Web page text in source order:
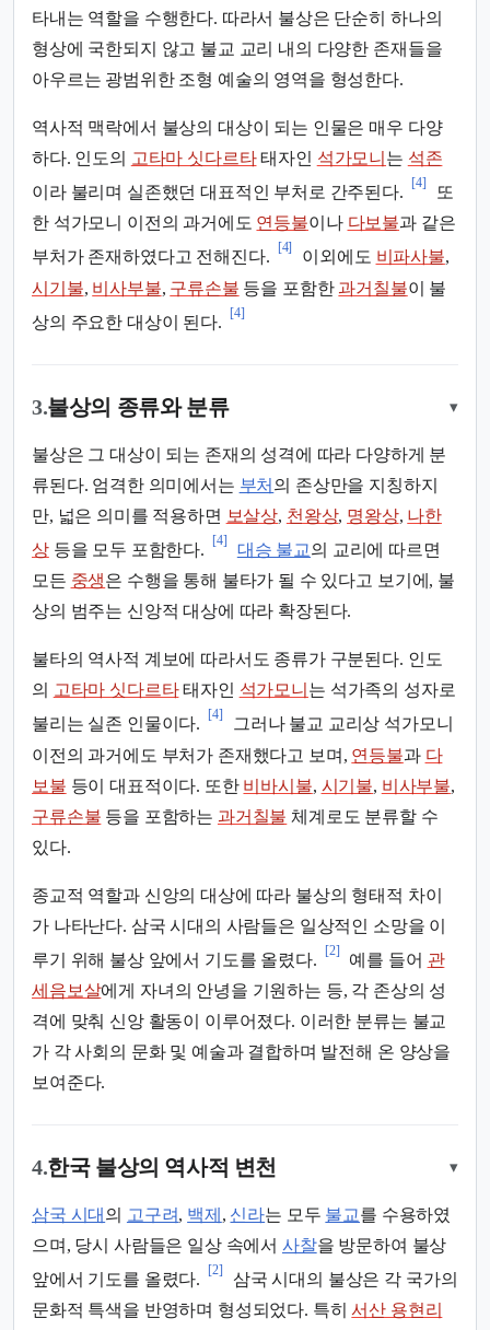
타내는 역할을 수행한다. 따라서 불상은 단순히 하나의
형상에 국한되지 않고 불교 교리 내의 다양한 존재들을
아우르는 광범위한 조형 예술의 영역을 형성한다.
역사적 맥락에서 불상의 대상이 되는 인물은 매우 다양
하다. 인도의 고타마 싯다르타태자인 석가모니 는 석존
이라 불리며 실존했던 대표적인 부처로 간주된다.
[4]
또
한 석가모니 이전의 과거에도 연등불이나 다보불과 같은
부처가 존재하였다고 전해진다.
[4]
이외에도 비파사불,
시기불, 비사부불, 구류손불 등을 포함한 과거칠불이 불
상의 주요한 대상이 된다.
[4]
3.불상의 종류와 분류 ▾
불상은 그 대상이 되는 존재의 성격에 따라 다양하게 분
류된다. 엄격한 의미에서는 부처 의 존상만을 지칭하지
만, 넓은 의미를 적용하면 보살상, 천왕상, 명왕상, 나한
상등을 모두 포함한다.
[4]
대승 불교의 교리에 따르면
모든 중생은 수행을 통해 불타가 될 수 있다고 보기에, 불
상의 범주는 신앙적 대상에 따라 확장된다.
불타의 역사적 계보에 따라서도 종류가 구분된다. 인도
의 고타마 싯다르타태자인 석가모니 는 석가족의 성자로
불리는 실존 인물이다.
[4]
그러나 불교 교리상 석가모니
이전의 과거에도 부처가 존재했다고 보며, 연등불과 다
보불 등이 대표적이다. 또한 비바시불, 시기불, 비사부불,
구류손불 등을 포함하는 과거칠불 체계로도 분류할 수
있다.
종교적 역할과 신앙의 대상에 따라 불상의 형태적 차이
가 나타난다. 삼국 시대의 사람들은 일상적인 소망을 이
루기 위해 불상 앞에서 기도를 올렸다.
[2]
예를 들어 관
세음보살에게 자녀의 안녕을 기원하는 등, 각 존상의 성
격에 맞춰 신앙 활동이 이루어졌다. 이러한 분류는 불교
가 각 사회의 문화 및 예술과 결합하며 발전해 온 양상을
보여준다.
4.한국 불상의 역사적 변천 ▾
삼국 시대 의 고구려, 백제 , 신라는 모두 불교를 수용하였
으며, 당시 사람들은 일상 속에서 사찰을 방문하여 불상
앞에서 기도를 올렸다.
[2]
삼국 시대의 불상은 각 국가의
문화적 특색을 반영하며 형성되었다. 특히서산 용현리